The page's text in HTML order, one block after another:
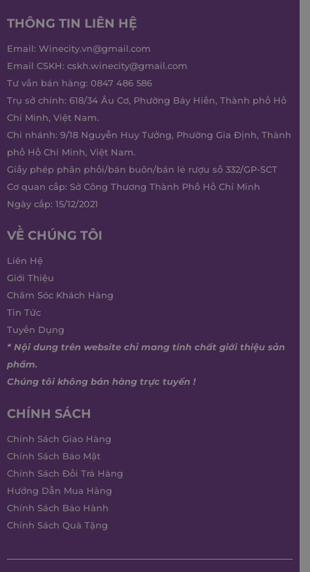
THÔNG TIN LIÊN HỆ
Email: Winecity.vn@gmail.com
Email CSKH: cskh.winecity@gmail.com
Tư vấn bán hàng: 0847 486 586
Trụ sở chính: 618/34 Âu Cơ, Phường Bảy Hiền, Thành phố Hồ
Chí Minh, Việt Nam.
Chi nhánh: 9/18 Nguyễn Huy Tưởng, Phường Gia Định, Thành
phố Hồ Chí Minh, Việt Nam.
Giấy phép phân phối/bán buôn/bán lẻ rượu số 332/GP-SCT
Cơ quan cấp: Sở Công Thương Thành Phố Hồ Chí Minh
Ngày cấp: 15/12/2021
VỀ CHÚNG TÔI
Liên Hệ
Giới Thiệu
Chăm Sóc Khách Hàng
Tin Tức
Tuyển Dụng
* Nội dung trên website chỉ mang tính chất giới thiệu sản
phẩm.
Chúng tôi không bán hàng trực tuyến !
CHÍNH SÁCH
Chính Sách Giao Hàng
Chính Sách Bảo Mật
Chính Sách Đổi Trả Hàng
Hướng Dẫn Mua Hàng
Chính Sách Bảo Hành
Chính Sách Quà Tặng